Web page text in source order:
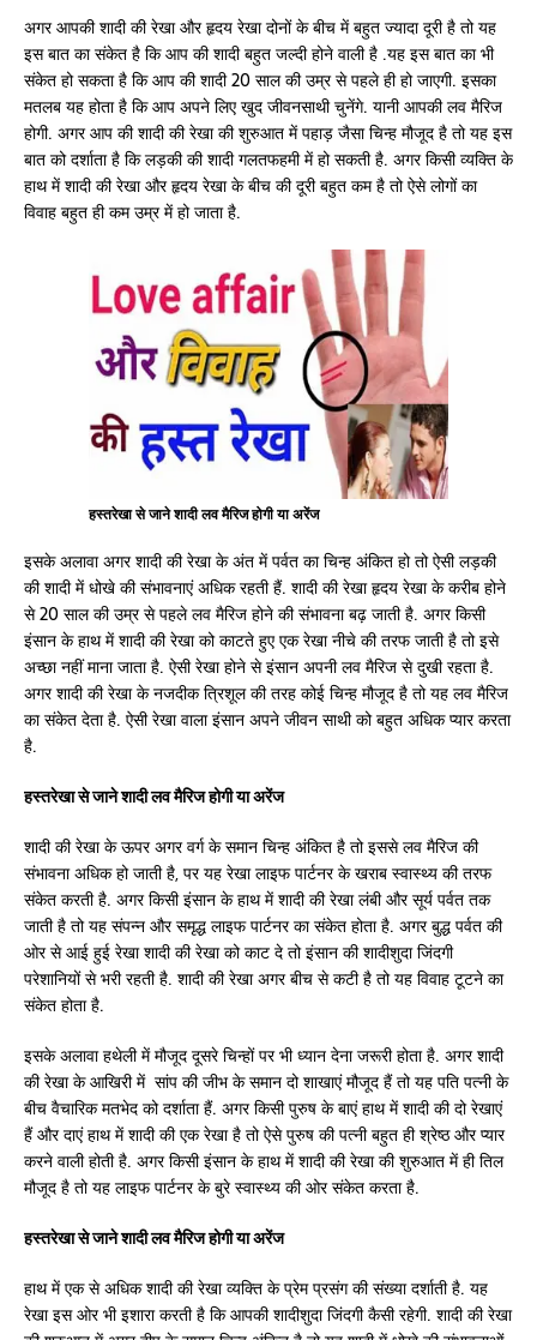
अगर आपकी शादी की रेखा और हृदय रेखा दोनों के बीच में बहुत ज्यादा दूरी है तो यह
इस बात का संकेत है कि आप की शादी बहुत जल्दी होने वाली है .यह इस बात का भी
संकेत हो सकता है कि आप की शादी 20 साल की उम्र से पहले ही हो जाएगी. इसका
मतलब यह होता है कि आप अपने लिए खुद जीवनसाथी चुनेंगे. यानी आपकी लव मैरिज
होगी. अगर आप की शादी की रेखा की शुरुआत में पहाड़ जैसा चिन्ह मौजूद है तो यह इस
बात को दर्शाता है कि लड़की की शादी गलतफहमी में हो सकती है. अगर किसी व्यक्ति के
हाथ में शादी की रेखा और हृदय रेखा के बीच की दूरी बहुत कम है तो ऐसे लोगों का
विवाह बहुत ही कम उम्र में हो जाता है.
हस्तरेखा से जाने शादी लव मैरिज होगी या अरेंज
इसके अलावा अगर शादी की रेखा के अंत में पर्वत का चिन्ह अंकित हो तो ऐसी लड़की
की शादी में धोखे की संभावनाएं अधिक रहती हैं. शादी की रेखा हृदय रेखा के करीब होने
से 20 साल की उम्र से पहले लव मैरिज होने की संभावना बढ़ जाती है. अगर किसी
इंसान के हाथ में शादी की रेखा को काटते हुए एक रेखा नीचे की तरफ जाती है तो इसे
अच्छा नहीं माना जाता है. ऐसी रेखा होने से इंसान अपनी लव मैरिज से दुखी रहता है.
अगर शादी की रेखा के नजदीक त्रिशूल की तरह कोई चिन्ह मौजूद है तो यह लव मैरिज
का संकेत देता है. ऐसी रेखा वाला इंसान अपने जीवन साथी को बहुत अधिक प्यार करता
है.
हस्तरेखा से जाने शादी लव मैरिज होगी या अरेंज
शादी की रेखा के ऊपर अगर वर्ग के समान चिन्ह अंकित है तो इससे लव मैरिज की
संभावना अधिक हो जाती है, पर यह रेखा लाइफ पार्टनर के खराब स्वास्थ्य की तरफ
संकेत करती है. अगर किसी इंसान के हाथ में शादी की रेखा लंबी और सूर्य पर्वत तक
जाती है तो यह संपन्न और समृद्ध लाइफ पार्टनर का संकेत होता है. अगर बुद्ध पर्वत की
ओर से आई हुई रेखा शादी की रेखा को काट दे तो इंसान की शादीशुदा जिंदगी
परेशानियों से भरी रहती है. शादी की रेखा अगर बीच से कटी है तो यह विवाह टूटने का
संकेत होता है.
इसके अलावा हथेली में मौजूद दूसरे चिन्हों पर भी ध्यान देना जरूरी होता है. अगर शादी
की रेखा के आखिरी में सांप की जीभ के समान दो शाखाएं मौजूद हैं तो यह पति पत्नी के
बीच वैचारिक मतभेद को दर्शाता हैं. अगर किसी पुरुष के बाएं हाथ में शादी की दो रेखाएं
हैं और दाएं हाथ में शादी की एक रेखा है तो ऐसे पुरुष की पत्नी बहुत ही श्रेष्ठ और प्यार
करने वाली होती है. अगर किसी इंसान के हाथ में शादी की रेखा की शुरुआत में ही तिल
मौजूद है तो यह लाइफ पार्टनर के बुरे स्वास्थ्य की ओर संकेत करता है.
हस्तरेखा से जाने शादी लव मैरिज होगी या अरेंज
हाथ में एक से अधिक शादी की रेखा व्यक्ति के प्रेम प्रसंग की संख्या दर्शाती है. यह
रेखा इस ओर भी इशारा करती है कि आपकी शादीशुदा जिंदगी कैसी रहेगी. शादी की रेखा